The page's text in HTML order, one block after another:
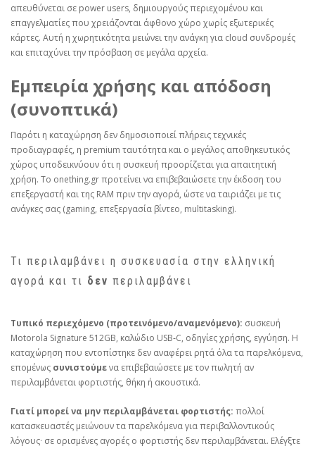
απευθύνεται σε power users, δημιουργούς περιεχομένου και
επαγγελματίες που χρειάζονται άφθονο χώρο χωρίς εξωτερικές
κάρτες. Αυτή η χωρητικότητα μειώνει την ανάγκη για cloud συνδρομές
και επιταχύνει την πρόσβαση σε μεγάλα αρχεία.
Εμπειρία χρήσης και απόδοση
(συνοπτικά)
Παρότι η καταχώρηση δεν δημοσιοποιεί πλήρεις τεχνικές
προδιαγραφές, η premium ταυτότητα και ο μεγάλος αποθηκευτικός
χώρος υποδεικνύουν ότι η συσκευή προορίζεται για απαιτητική
χρήση. Το onething.gr προτείνει να επιβεβαιώσετε την έκδοση του
επεξεργαστή και της RAM πριν την αγορά, ώστε να ταιριάζει με τις
ανάγκες σας (gaming, επεξεργασία βίντεο, multitasking).
Τι περιλαμβάνει η συσκευασία στην ελληνική
αγορά και τι δεν περιλαμβάνει
Τυπικό περιεχόμενο (προτεινόμενο/αναμενόμενο): συσκευή
Motorola Signature 512GB, καλώδιο USB‑C, οδηγίες χρήσης, εγγύηση. Η
καταχώρηση που εντοπίστηκε δεν αναφέρει ρητά όλα τα παρελκόμενα,
επομένως συνιστούμενα επιβεβαιώσετε με τον πωλητή αν
περιλαμβάνεται φορτιστής, θήκη ή ακουστικά.
Γιατί μπορεί να μην περιλαμβάνεται φορτιστής: πολλοί
κατασκευαστές μειώνουν τα παρελκόμενα για περιβαλλοντικούς
λόγους· σε ορισμένες αγορές ο φορτιστής δεν περιλαμβάνεται. Ελέγξτε